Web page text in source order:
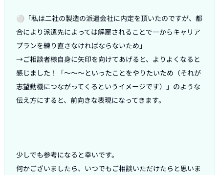
⚪︎「私は二社の製造の派遣会社に内定を頂いたのですが、都
合により派遣先によっては解雇されることで一からキャリア
プランを練り直さなければならないため」
→ご相談者様自身に矢印を向けてあげると、よりよくなると
感じました！「〜〜〜といったことをやりたいため（それが
志望動機につながってくるというイメージです）」のような
伝え方にすると、前向きな表現になってきます。
少しでも参考になると幸いです。
何かございましたら、いつでもご相談いただけたらと思いま